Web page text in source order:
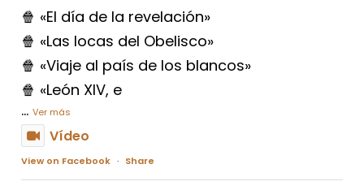
🍿 «El día de la revelación»
🍿 «Las locas del Obelisco»
🍿 «Viaje al país de los blancos»
🍿 «León XIV, e
... Ver más
Vídeo
View on Facebook · Share